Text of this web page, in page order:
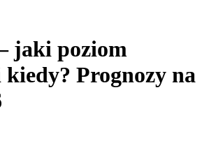
jaki poziom
kiedy? Prognozy na